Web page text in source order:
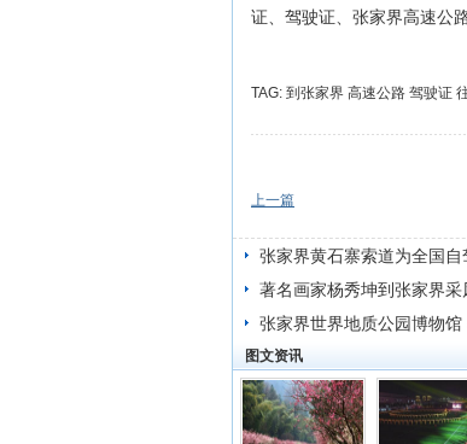
证、驾驶证、张家界高速公
TAG: 到张家界 高速公路 驾驶证
上一篇
张家界黄石寨索道为全国
门票一张
著名画家杨秀坤到张家界采
张家界世界地质公园博物
中小学生免费
图文资讯